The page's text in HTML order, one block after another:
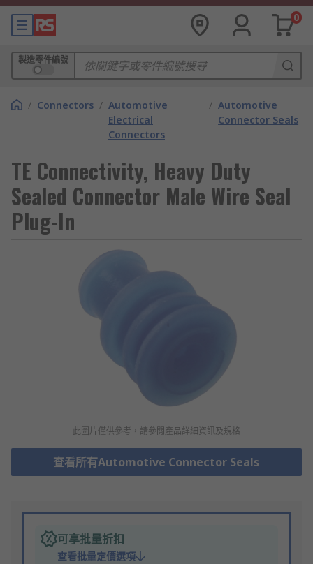
0
製造零件編號
/ Connectors / Automotive
Electrical
Connectors
/ Automotive
Connector Seals
TE Connectivity, Heavy Duty
Sealed Connector Male Wire Seal
Plug-In
此圖片僅供參考，請參閲產品詳細資訊及規格
查看所有Automotive Connector Seals
可享批量折扣
查看批量定價選項